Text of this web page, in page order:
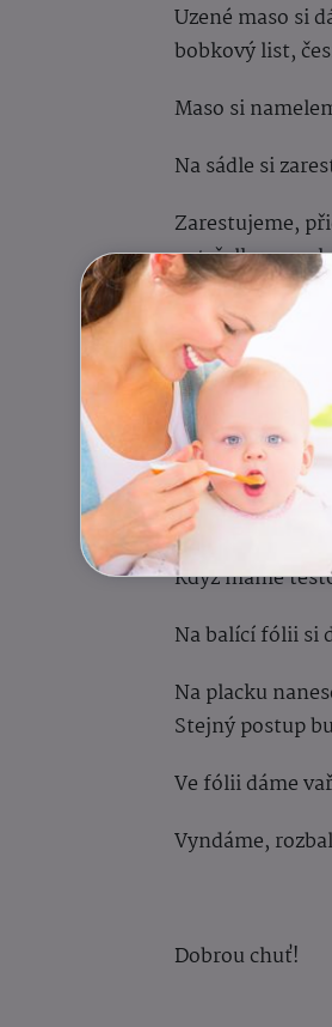
Uzené maso si
bobkový list,
Maso si
Na sádle si
Zarestujeme,
petrželku a
Brambory
Uprostřed
Osolíme a
Přidáme
těsto.
Když máme
Na balící fólii si
Na placku
Stejný postup
Ve fólii dáme
Vyndáme,
Dobrou chuť!